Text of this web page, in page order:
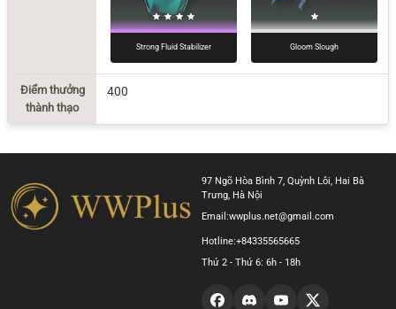
Strong Fluid Stabilizer Gloom Slough
Điểm thưởng
thành thạo
400
97 Ngõ Hòa Bình 7, Quỳnh Lôi, Hai Bà
Trưng, Hà Nội
Email:wwplus.net@gmail.com
Hotline:+84335565665
Thứ 2 - Thứ 6: 6h - 18h